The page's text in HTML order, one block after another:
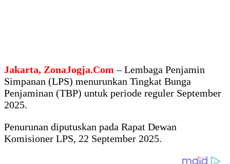
Jakarta, ZonaJogja.Com – Lembaga Penjamin
Simpanan (LPS) menurunkan Tingkat Bunga
Penjaminan (TBP) untuk periode reguler September
2025.
Penurunan diputuskan pada Rapat Dewan
Komisioner LPS, 22 September 2025.